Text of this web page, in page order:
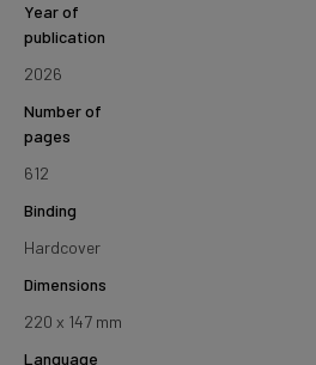
Year of
publication
2026
Number of
pages
612
Binding
Hardcover
Dimensions
220 x 147 mm
Language